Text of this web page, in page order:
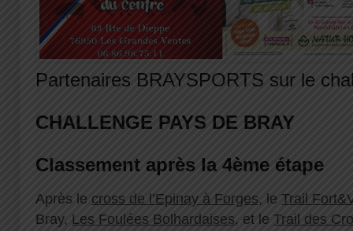
Partenaires BRAYSPORTS sur le
CHALLENGE PAYS DE BRAY
Classement après la 4ème étape
Après le cross de l’Epinay à Forges, le Trail
Bray, Les Foulées Bolhardaises, et le Trail des